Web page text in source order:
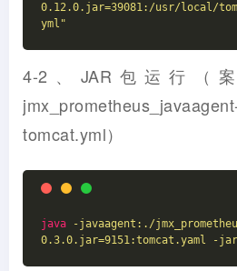
0.12.0.jar=39081:/usr/local/
yml"
4-2、JAR包运行（
tomcat.yml）
java
-javaagent:./
0.3.0.jar=9151:tomcat.yaml -